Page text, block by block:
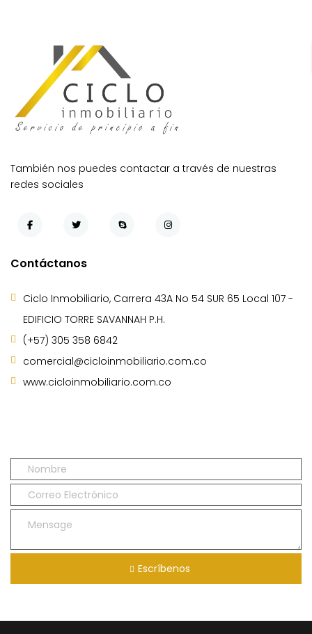
También nos puedes contactar a través de nuestras
redes sociales
Contáctanos
Ciclo Inmobiliario, Carrera 43A No 54 SUR 65 Local 107 -
EDIFICIO TORRE SAVANNAH P.H.
(+57) 305 358 6842
comercial@cicloinmobiliario.com.co
www.cicloinmobiliario.com.co
Escríbenos